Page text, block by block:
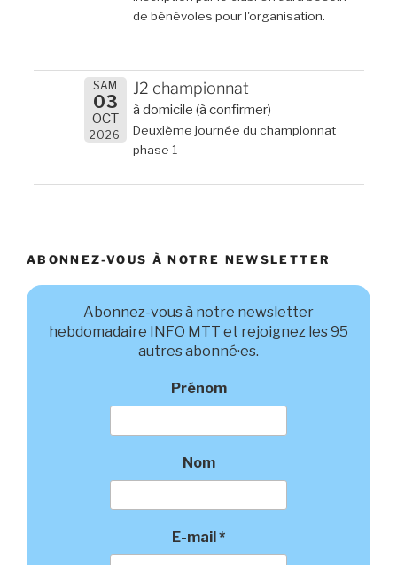
de bénévoles pour l'organisation.
SAM
03
OCT
2026
J2 championnat
à domicile (à confirmer)
Deuxième journée du championnat
phase 1
ABONNEZ-VOUS À NOTRE NEWSLETTER
Abonnez-vous à notre newsletter
hebdomadaire INFO MTT et rejoignez les 95
autres abonné·es.
Prénom
Nom
E-mail*